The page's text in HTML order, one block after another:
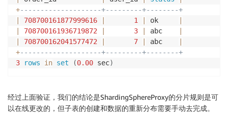
+--------------------+---------+--------+
708700161877999616 1 ok
708700161936719872 3 abc
708700162041577472 7 abc
+--------------------+---------+--------+
3
rows in set (0.00 sec)
经过上面验证，我们的结论是ShardingSphereProxy的分片规则是可
以在线更改的，但子表的创建和数据的重新分布需要手动去完成。